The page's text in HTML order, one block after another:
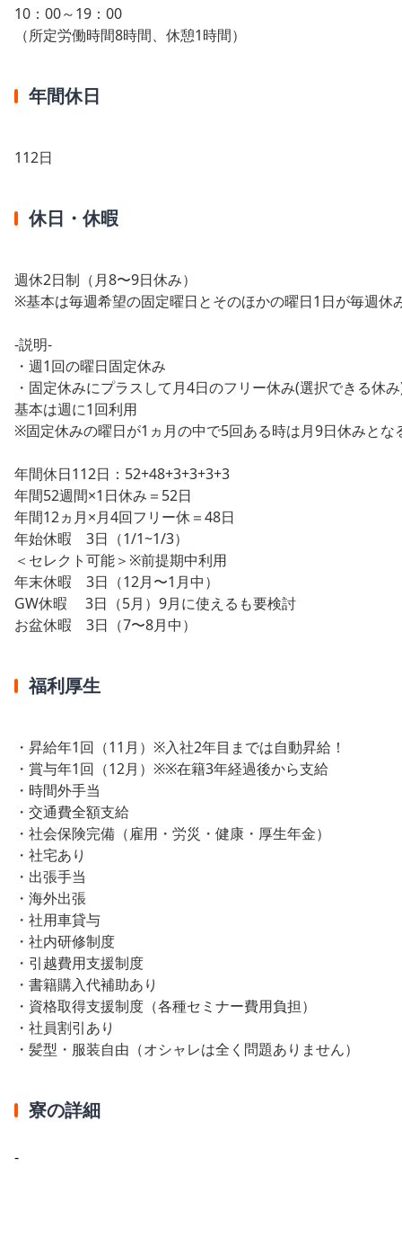
10：00～19：00
（所定労働時間8時間、休憩1時間）
年間休日
112日
休日・休暇
週休2日制（月8〜9日休み）
※基本は毎週希望の固定曜日とそのほかの曜日1日が毎週休
-説明-
・週1回の曜日固定休み
・固定休みにプラスして月4日のフリー休み(選択できる休
基本は週に1回利用
※固定休みの曜日が1ヵ月の中で5回ある時は月9日休みとな
年間休日112日：52+48+3+3+3+3
年間52週間×1日休み＝52日
年間12ヵ月×月4回フリー休＝48日
年始休暇 3日（1/1~1/3）
＜セレクト可能＞※前提期中利用
年末休暇 3日（12月〜1月中）
GW休暇 3日（5月）9月に使えるも要検討
お盆休暇 3日（7〜8月中）
福利厚生
・昇給年1回（11月）※入社2年目までは自動昇給！
・賞与年1回（12月）※※在籍3年経過後から支給
・時間外手当
・交通費全額支給
・社会保険完備（雇用・労災・健康・厚生年金）
・社宅あり
・出張手当
・海外出張
・社用車貸与
・社内研修制度
・引越費用支援制度
・書籍購入代補助あり
・資格取得支援制度（各種セミナー費用負担）
・社員割引あり
・髪型・服装自由（オシャレは全く問題ありません）
寮の詳細
-